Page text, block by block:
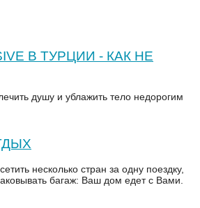
В ТУРЦИИ - КАК НЕ
душу и ублажить тело недорогим
несколько стран за одну поездку,
багаж: Ваш дом едет с Вами.